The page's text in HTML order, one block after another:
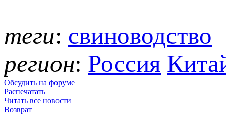
теги: свиноводство
регион: Россия
Обсудить на форуме
Распечатать
Читать все новости
Возврат